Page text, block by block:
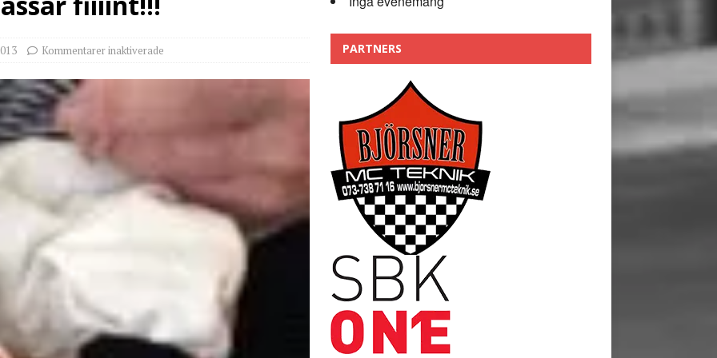
Trackdays 2026 Fullbokat – tack för ert stora intresse!
Kommentarer inaktiverade PARTNERS